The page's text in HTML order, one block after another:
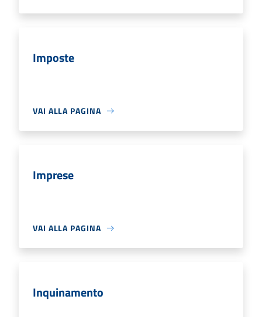
Imposte
VAI ALLA PAGINA
Imprese
VAI ALLA PAGINA
Inquinamento